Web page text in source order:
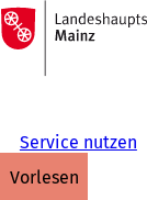
Inhalt anspringen
Zur
Startseite
Service nutzen
vorlesen